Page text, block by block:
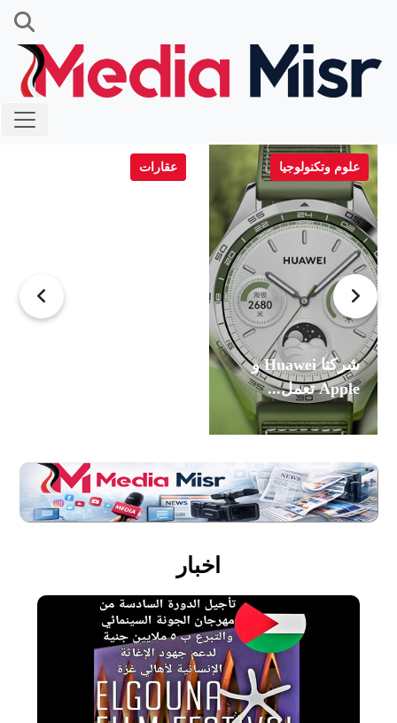
علوم وتكنولوجيا
شركتا Huawei و
Apple تعمل...
عقارات
اخبار